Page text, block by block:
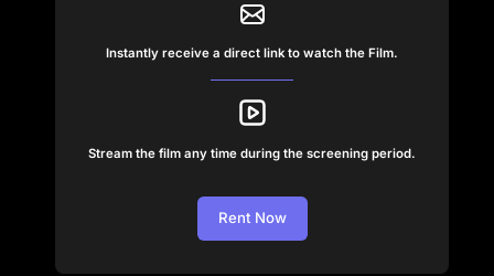
Instantly receive a direct link to watch the Film.
Stream the film any time during the screening period.
Rent Now